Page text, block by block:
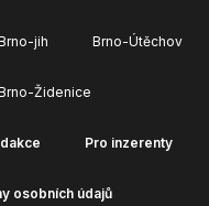
jih Brno-Útěchov
Židenice
Pro inzerenty
osobních údajů